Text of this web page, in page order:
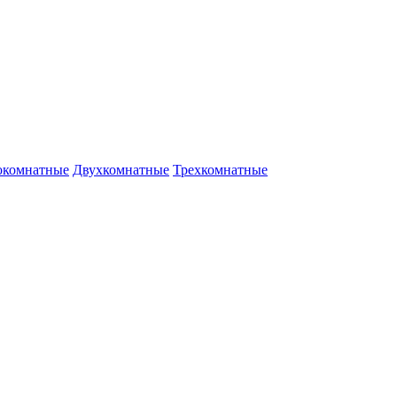
Двухкомнатные Трехкомнатные